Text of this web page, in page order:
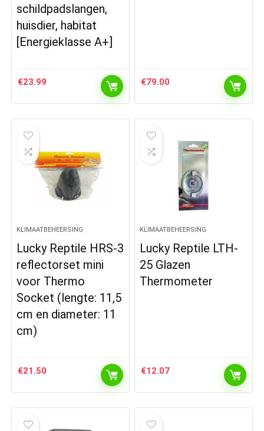
schildpadslangen,
huisdier, habitat
[Energieklasse A+]
€23.99 €79.00
KLIMAATBEHEERSING
Lucky Reptile HRS-3
reflectorset mini
voor Thermo
Socket (lengte: 11,5
cm en diameter: 11
cm)
€21.50
KLIMAATBEHEERSING
Lucky Reptile LTH-
25 Glazen
Thermometer
€12.07